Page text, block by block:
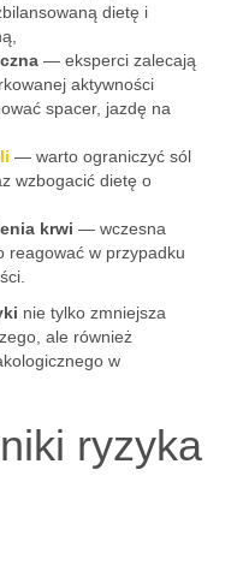
dietę i
— eksperci zalecają
aktywności
spacer, jazdę na
— warto ograniczyć sól
wzbogacić dietę o
krwi — wczesna
reagować w przypadku
nie tylko zmniejsza
ale również
w
ryzyka